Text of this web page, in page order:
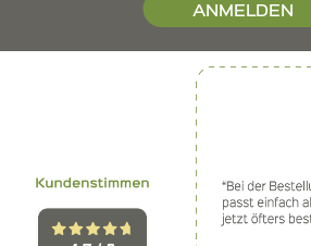
ANMELDEN